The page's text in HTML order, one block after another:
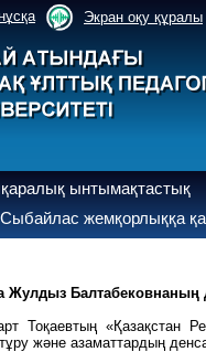
Экран оқу құралы
ынтымақтастық
Сыбайлас жемқорлыққа
Жулдыз Балтабековнаның
Тоқаевтың «Қазақстан
және азаматтардың